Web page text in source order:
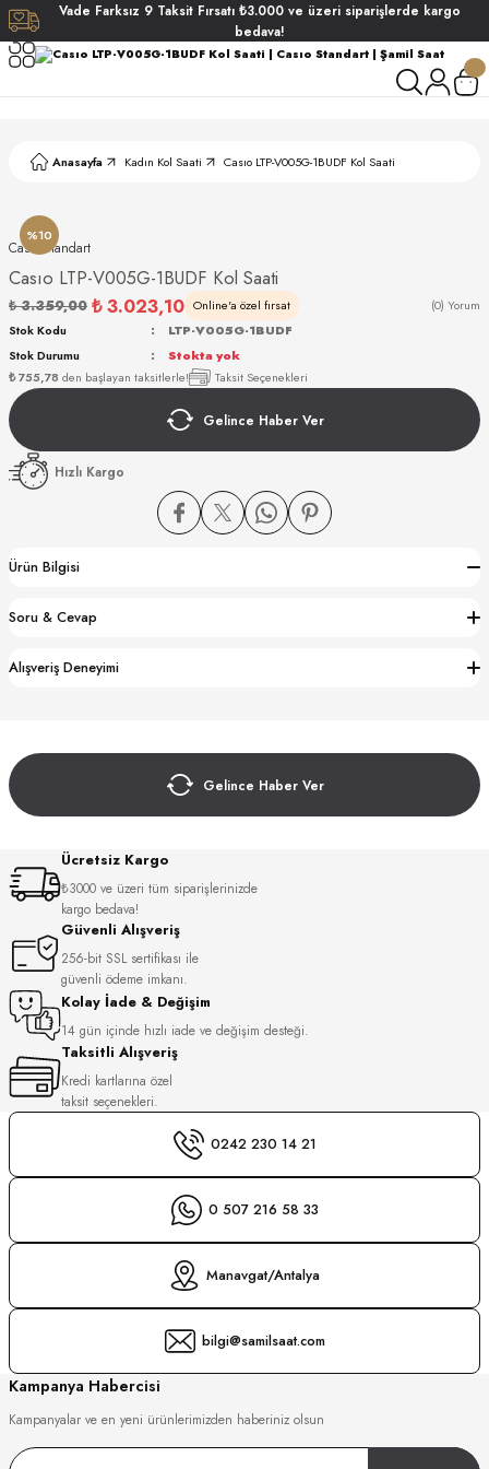
Vade Farksız 9 Taksit Fırsatı ₺3.000 ve üzeri siparişlerde kargo
bedava!
Anasayfa Kadın Kol Saati Casıo LTP-V005G-1BUDF Kol Saati
%10
Casıo Standart
Casıo LTP-V005G-1BUDF Kol Saati
₺ 3.359,00 ₺ 3.023,10 Online'a özel fırsat (0) Yorum
₺ 755,78 den başlayan taksitlerle! Taksit Seçenekleri
Stok Kodu
LTP-V005G-1BUDF
Stok Durumu
Stokta yok
Gelince Haber Ver
Hızlı Kargo
Ürün Bilgisi
Soru & Cevap
Alışveriş Deneyimi
Gelince Haber Ver
Ücretsiz Kargo
₺3000 ve üzeri tüm siparişlerinizde
kargo bedava!
Güvenli Alışveriş
256-bit SSL sertifikası ile
güvenli ödeme imkanı.
Kolay İade & Değişim
14 gün içinde hızlı iade ve değişim desteği.
Taksitli Alışveriş
Kredi kartlarına özel
taksit seçenekleri.
0242 230 14 21
0 507 216 58 33
Manavgat/Antalya
bilgi@samilsaat.com
Kampanya Habercisi
Kampanyalar ve en yeni ürünlerimizden haberiniz olsun